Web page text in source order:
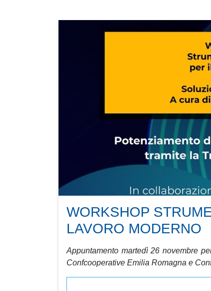
WORKSHOP
LAVORO MODERNO
Appuntamento martedì 26 novembre
Confcooperative Emilia Romagna e